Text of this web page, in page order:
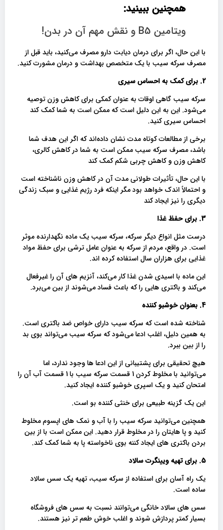
همچنین ببینید:
ویتامین B5 و نقش مهم آن در بدن!
با این حال، اگر برای درمان دیابت دارو مصرف می‌کنید، باید قبل از
مصرف سرکه سیب با یک متخصص بهداشت و درمان مشورت کنید.
2. برای کمک به احساس سیری
سرکه سیب گاهی اوقات به عنوان کمکی برای کاهش وزن توصیه
می‌شود. این به این دلیل است که ممکن است به شما کمک کند
احساس سیری کنید.
برخی از مطالعات کوتاه مدت نشان داده‌اند که اگر این هدف شما
باشد، مصرف سرکه سیب ممکن است به شما در کاهش کالری،
کاهش وزن و کاهش چربی شکم کمک کند
با این حال، تأثیرات طولانی مدت آن در کاهش وزن ناشناخته است
و احتمالاً اندک خواهد بود مگر اینکه فرد رژیم غذایی و سبک زندگی
دیگری را نیز ایجاد کند
3. برای حفظ غذا
درست مثل انواع دیگر سرکه، سرکه سیب یک ماده نگهدارنده موثر
است. در واقع، مردم از سرکه به عنوان عامل ترشی برای حفظ مواد
غذایی برای هزاران سال استفاده کرده اند.
این ماده با اسیدی شدن غذا کار می‌کند، آنزیم های آن را غیرفعال
می‌کند و باکتری هایی را که باعث فساد می‌شوند از بین می‌برد.
4. بعنوان خوشبو کننده
شناخته شده است که سرکه سیب دارای خواص ضد باکتری است.
به همین دلیل، اغلب ادعا می‌شود که سرکه سیب می‌تواند بوی بد
را از بین ببرد.
هیچ تحقیقی برای پشتیبانی از این ادعا ها وجود ندارد، اما
می‌توانید با مخلوط کردن 1 قسمت سرکه سیب با 1 قسمت آب آن را
امتحان کنید و یک اسپری خوشبو کننده ایجاد کنید.
این یک گزینه طبیعی برای خنثی کننده بو است.
همچنین می‌توانید سرکه سیب را با آب و نمک های اپسوم مخلوط
کنید و پا هایتان را در مخلوط قرار دهید. این ممکن است با از بین
بردن باکتری های ایجاد کننه بوی ناخواسته پا به شما کمک کند.
5. برای تهیه ویینگرت سالاد
یک راه آسان برای استفاده از سرکه سیب، تهیه یک سس سالاد
ساده است.
سس های سالاد خانگی می‌توانند نسبت به سس های فروشگاه
بسیار کمتر پردازش شوند و اغلب خوش طعم تر نیز هستند.